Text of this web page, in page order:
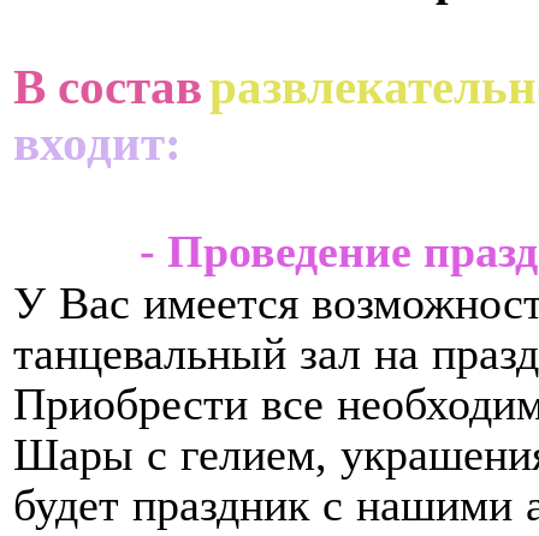
В состав
входит:
- Проведение
У Вас имеется
танцевальный зал на
Приобрести все
Шары с гелием,
будет праздник с